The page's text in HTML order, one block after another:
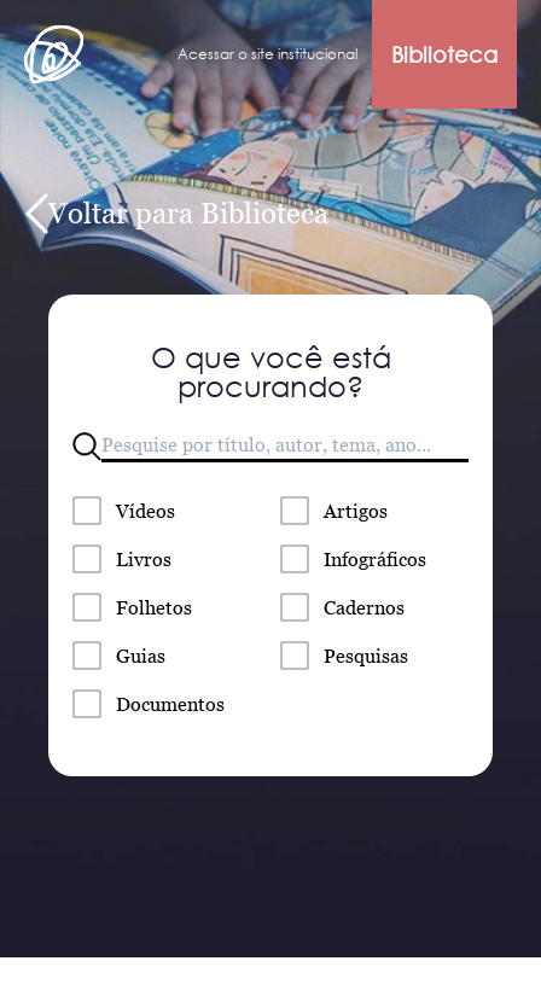
Acessar o site institucional Biblioteca
Voltar para Biblioteca
O que você está
procurando?
Vídeos Artigos
Livros Infográficos
Folhetos Cadernos
Guias Pesquisas
Documentos